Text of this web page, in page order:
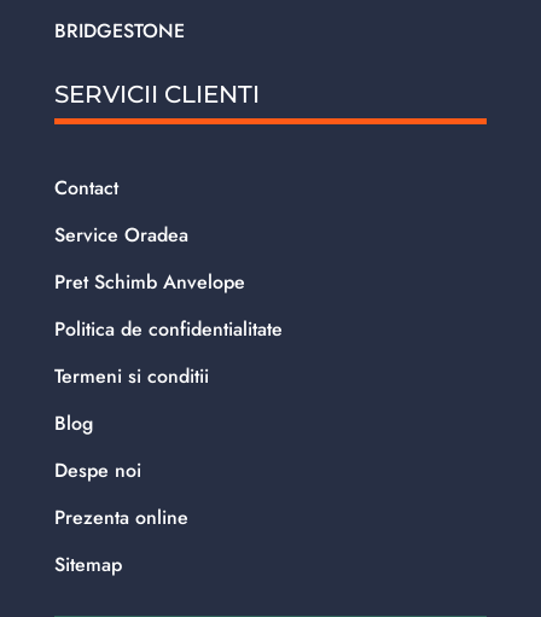
BRIDGESTONE
SERVICII CLIENTI
Contact
Service Oradea
Pret Schimb Anvelope
Politica de confidentialitate
Termeni si conditii
Blog
Despe noi
Prezenta online
Sitemap